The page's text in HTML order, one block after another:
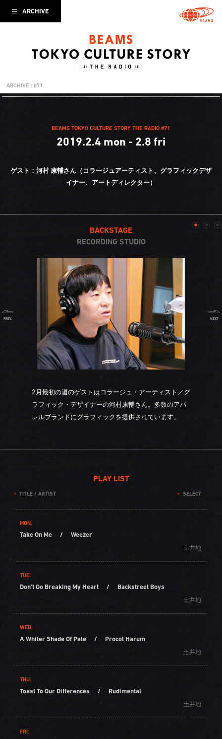
ARCHIVE
ARCHIVE : #71
BEAMS TOKYO CULTURE STORY THE RADIO #71
2019.2.4 mon - 2.8 fri
ゲスト：河村 康輔さん（コラージュアーティスト、グラフィックデザ
イナー、アートディレクター）
BACKSTAGE
RECORDING STUDIO
2月最初の週のゲストはコラージュ・アーティスト／グ
ラフィック・デザイナーの河村康輔さん。多数のアパ
レルブランドにグラフィックを提供されています。
PREV. NEXT
PLAY LIST
TITLE / ARTIST SELECT
MON.
Take On Me / Weezer
土井地
TUE.
Don't Go Breaking My Heart / Backstreet Boys
土井地
WED.
A Whiter Shade Of Pale / Procol Harum
土井地
THU.
Toast To Our Differences / Rudimental
土井地
FRI.